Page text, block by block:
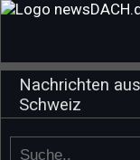
Nachrichten
Schweiz